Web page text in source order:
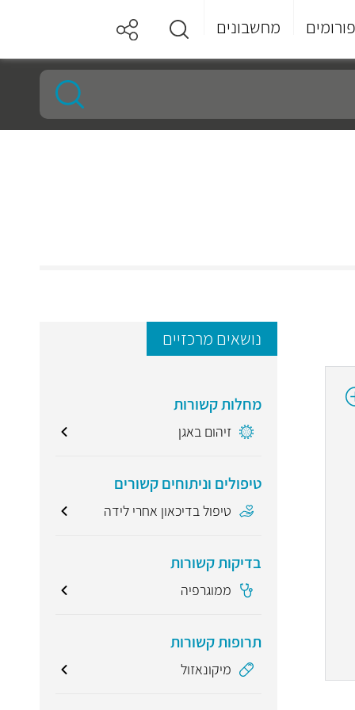
פורומים מחשבונים
נושאים מרכזיים
מחלות קשורות
זיהום באגן
טיפולים וניתוחים קשורים
טיפול בדיכאון אחרי לידה
בדיקות קשורות
ממוגרפיה
תרופות קשורות
מיקונאזול